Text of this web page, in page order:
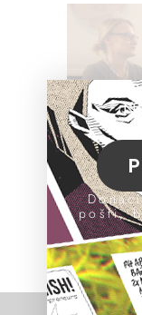
pošti,